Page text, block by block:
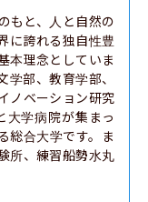
もと、人と自然の
に誇れる独自性豊
本理念としていま
部、教育学部、
ノベーション研究
学病院が集まっ
総合大学です。ま
所、練習船勢水丸